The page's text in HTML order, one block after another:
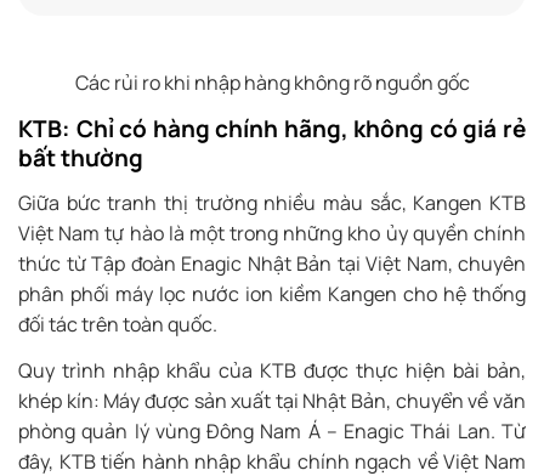
Các rủi ro khi nhập hàng không rõ nguồn gốc
KTB: Chỉ có hàng chính hãng, không có giá rẻ
bất thường
Giữa bức tranh thị trường nhiều màu sắc, Kangen KTB
Việt Nam tự hào là một trong những kho ủy quyền chính
thức từ Tập đoàn Enagic Nhật Bản tại Việt Nam, chuyên
phân phối máy lọc nước ion kiềm Kangen cho hệ thống
đối tác trên toàn quốc.
Quy trình nhập khẩu của KTB được thực hiện bài bản,
khép kín: Máy được sản xuất tại Nhật Bản, chuyển về văn
phòng quản lý vùng Đông Nam Á – Enagic Thái Lan. Từ
đây, KTB tiến hành nhập khẩu chính ngạch về Việt Nam